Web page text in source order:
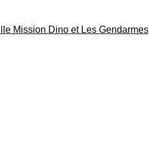
Mission Dino et Les Gendarmes